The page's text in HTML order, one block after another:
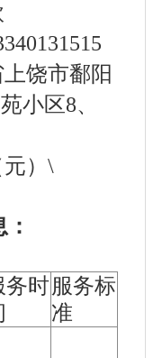
饶市鄱阳
小区8、
）\
务时服务标
准